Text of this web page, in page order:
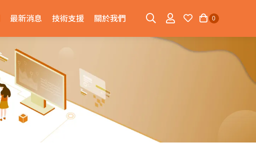
最新消息 技術支援 關於我們 0